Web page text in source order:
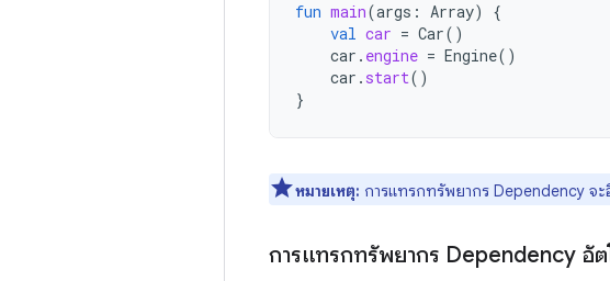
fun main(args : Array)
{
val car = Car()
car . engine = Engine()
car . start()
}
หมายเหตุ: การแทรกทรัพยากร Dependency จะ
การแทรกทรัพยากร Dependency อั